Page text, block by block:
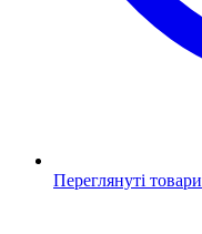
Переглянуті товари